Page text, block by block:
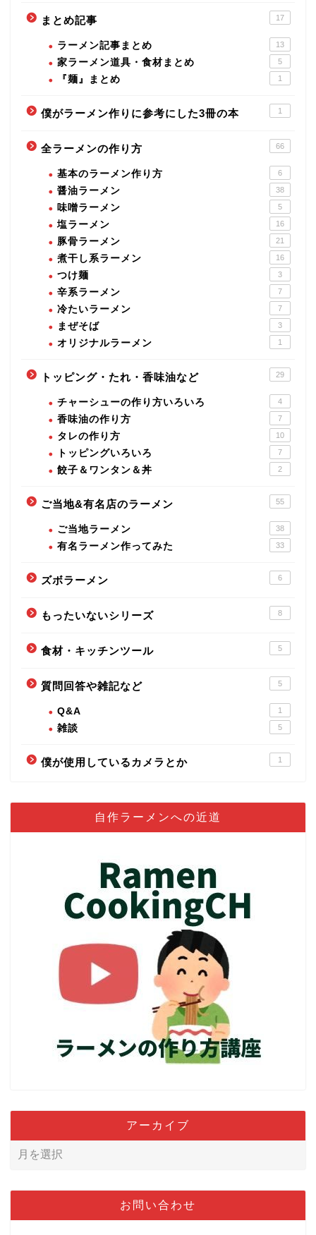
まとめ記事 17
ラーメン記事まとめ 13
家ラーメン道具・食材まとめ 5
『麺』まとめ 1
僕がラーメン作りに参考にした3冊の本 1
全ラーメンの作り方 66
基本のラーメン作り方 6
醤油ラーメン 38
味噌ラーメン 5
塩ラーメン 16
豚骨ラーメン 21
煮干し系ラーメン 16
つけ麺 3
辛系ラーメン 7
冷たいラーメン 7
まぜそば 3
オリジナルラーメン 1
トッピング・たれ・香味油など 29
チャーシューの作り方いろいろ 4
香味油の作り方 7
タレの作り方 10
トッピングいろいろ 7
餃子＆ワンタン＆丼 2
ご当地&有名店のラーメン 55
ご当地ラーメン 38
有名ラーメン作ってみた 33
ズボラーメン 6
もったいないシリーズ 8
食材・キッチンツール 5
質問回答や雑記など 5
Q&A 1
雑談 5
僕が使用しているカメラとか 1
自作ラーメンへの近道
アーカイブ
お問い合わせ